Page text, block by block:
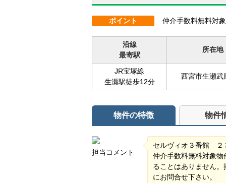
ポイント 仲介手数料無料対
沿線
最寄駅
所在地
JR宝塚線
生瀬駅徒歩12分
西宮市生瀬武
物件の特徴 物件
担当コメント
セルヴィオ３番館 ２
仲介手数料無料対象
ることはありません
にお問合せ下さい。